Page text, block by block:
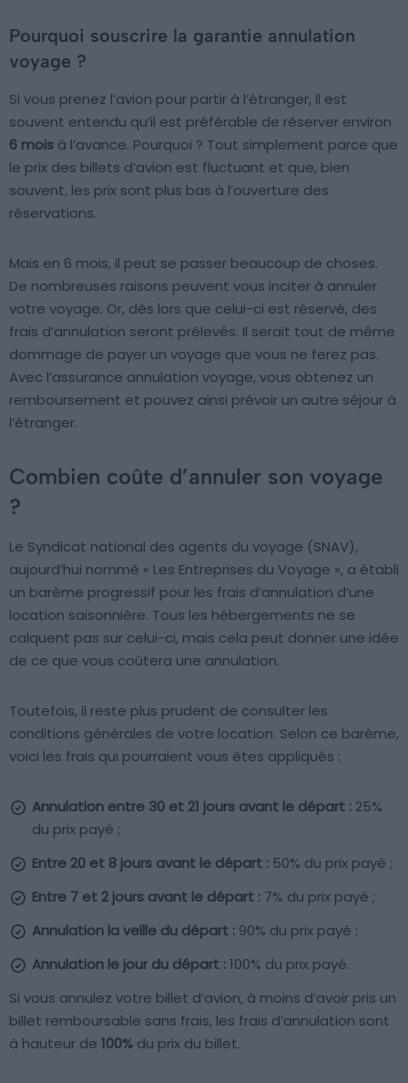
Pourquoi souscrire la garantie annulation
voyage ?
Si vous prenez l’avion pour partir à l’étranger, il est
souvent entendu qu’il est préférable de réserver environ
6 mois à l’avance. Pourquoi ? Tout simplement parce que
le prix des billets d’avion est fluctuant et que, bien
souvent, les prix sont plus bas à l’ouverture des
réservations.
Mais en 6 mois, il peut se passer beaucoup de choses.
De nombreuses raisons peuvent vous inciter à annuler
votre voyage. Or, dès lors que celui-ci est réservé, des
frais d’annulation seront prélevés. Il serait tout de même
dommage de payer un voyage que vous ne ferez pas.
Avec l’assurance annulation voyage, vous obtenez un
remboursement et pouvez ainsi prévoir un autre séjour à
l’étranger.
Combien coûte d’annuler son voyage
?
Le Syndicat national des agents du voyage (SNAV),
aujourd’hui nommé « Les Entreprises du Voyage », a établi
un barème progressif pour les frais d’annulation d’une
location saisonnière. Tous les hébergements ne se
calquent pas sur celui-ci, mais cela peut donner une idée
de ce que vous coûtera une annulation.
Toutefois, il reste plus prudent de consulter les
conditions générales de votre location. Selon ce barème,
voici les frais qui pourraient vous êtes appliqués :
Annulation entre 30 et 21 jours avant le départ : 25%
du prix payé ;
Entre 20 et 8 jours avant le départ : 50% du prix payé ;
Entre 7 et 2 jours avant le départ : 7% du prix payé ;
Annulation la veille du départ : 90% du prix payé ;
Annulation le jour du départ :100% du prix payé.
Si vous annulez votre billet d’avion, à moins d’avoir pris un
billet remboursable sans frais, les frais d’annulation sont
à hauteur de 100% du prix du billet.